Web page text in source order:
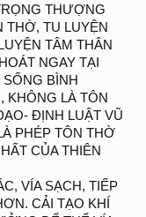
THƯỢNG
TU LUYỆN
TÂM THÂN
NGAY TẠI
BÌNH
LÀ TÔN
ĐỊNH LUẬT VŨ
PHÉP TÔN THỜ
CỦA THIÊN
VÍA SẠCH, TIẾP
CẢI TẠO KHÍ